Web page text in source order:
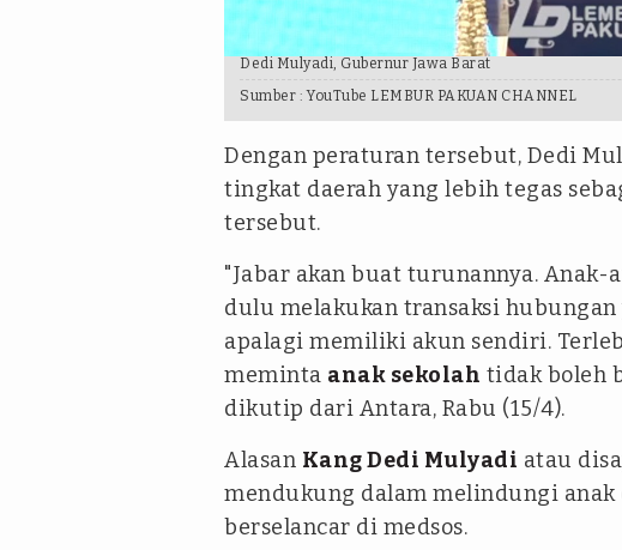
Dedi Mulyadi, Gubernur Jawa Barat
Sumber : YouTube LEMBUR PAKUAN CHANNEL
Dengan peraturan tersebut, Dedi
tingkat daerah yang lebih tegas
tersebut.
"Jabar akan buat turunannya. Anak-
dulu melakukan transaksi
apalagi memiliki akun sendiri.
meminta anak sekolah tidak boleh
dikutip dari Antara, Rabu (15/4).
Alasan Kang Dedi Mulyadi atau
mendukung dalam melindungi
berselancar di medsos.